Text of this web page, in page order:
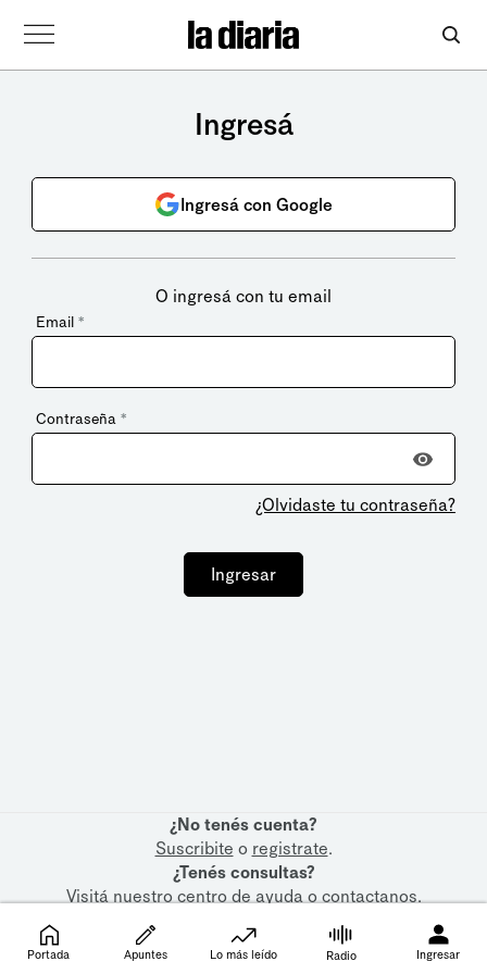
Ingresá
Ingresá con Google
O ingresá con tu email
Email *
Contraseña *
¿Olvidaste tu contraseña?
Ingresar
¿No tenés cuenta?
Suscribite o registrate.
¿Tenés consultas?
Visitá nuestrocentro de ayudaocontactanos.
Portada Apuntes Lo más leído Radio Ingresar